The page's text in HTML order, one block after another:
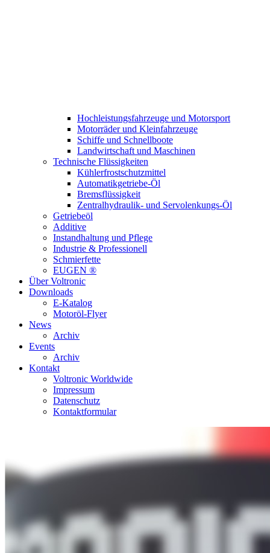
Hochleistungsfahrzeuge und Motorsport
Motorräder und Kleinfahrzeuge
Schiffe und Schnellboote
Landwirtschaft und Maschinen
Technische Flüssigkeiten
Kühlerfrostschutzmittel
Automatikgetriebe-Öl
Bremsflüssigkeit
Zentralhydraulik- und Servolenkungs-Öl
Getriebeöl
Additive
Instandhaltung und Pflege
Industrie & Professionell
Schmierfette
EUGEN ®
Über Voltronic
Downloads
E-Katalog
Motoröl-Flyer
News
Archiv
Events
Archiv
Kontakt
Voltronic Worldwide
Impressum
Datenschutz
Kontaktformular